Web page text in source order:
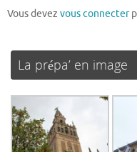
Vous devez vous connecter
La prépa’ en image